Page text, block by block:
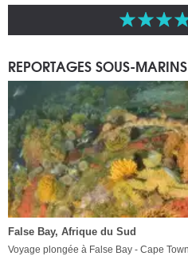
REPORTAGES SOUS-MARINS
False Bay, Afrique du Sud
Voyage plongée à False Bay - Cape